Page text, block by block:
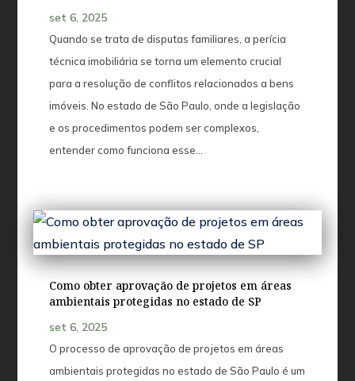
set 6, 2025
Quando se trata de disputas familiares, a perícia
técnica imobiliária se torna um elemento crucial
para a resolução de conflitos relacionados a bens
imóveis. No estado de São Paulo, onde a legislação
e os procedimentos podem ser complexos,
entender como funciona esse...
Como obter aprovação de projetos em áreas
ambientais protegidas no estado de SP
set 6, 2025
O processo de aprovação de projetos em áreas
ambientais protegidas no estado de São Paulo é um